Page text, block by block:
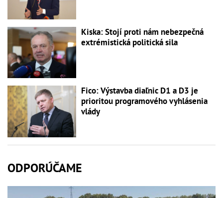
Kiska: Stojí proti nám nebezpečná
extrémistická politická sila
Fico: Výstavba diaľnic D1 a D3 je
prioritou programového vyhlásenia
vlády
ODPORÚČAME